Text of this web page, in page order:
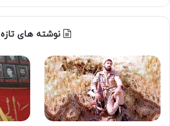
نوشته های تازه